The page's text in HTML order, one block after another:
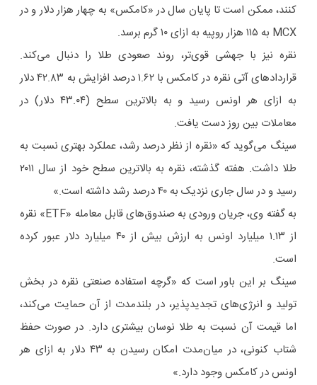
کنند، ممکن است تا پایان سال در «کامکس» به چهار هزار دلار و در
MCX به ۱۱۵ هزار روپیه به ازای ۱۰ گرم برسد.
نقره نیز با جهشی قوی‌تر، روند صعودی طلا را دنبال می‌کند.
قراردادهای آتی نقره در کامکس با ۱.۶۲ درصد افزایش به ۴۲.۸۳ دلار
به ازای هر اونس رسید و به بالاترین سطح (۴۳.۰۴ دلار) در
معاملات بین روز دست یافت.
سینگ می‌گوید که «نقره از نظر درصد رشد، عملکرد بهتری نسبت به
طلا داشت. هفته گذشته، نقره به بالاترین سطح خود از سال ۲۰۱۱
رسید و در سال جاری نزدیک به ۴۰ درصد رشد داشته است.»
به گفته وی، جریان ورودی به صندوق‌های قابل معامله «ETF» نقره
از ۱.۱۳ میلیارد اونس به ارزش بیش از ۴۰ میلیارد دلار عبور کرده
است.
سینگ بر این باور است که «گرچه استفاده صنعتی نقره در بخش
تولید و انرژی‌های تجدیدپذیر، در بلندمدت از آن حمایت می‌کند،
اما قیمت آن نسبت به طلا نوسان بیشتری دارد. در صورت حفظ
شتاب کنونی، در میان‌مدت امکان رسیدن به ۴۳ دلار به ازای هر
اونس در کامکس وجود دارد.»